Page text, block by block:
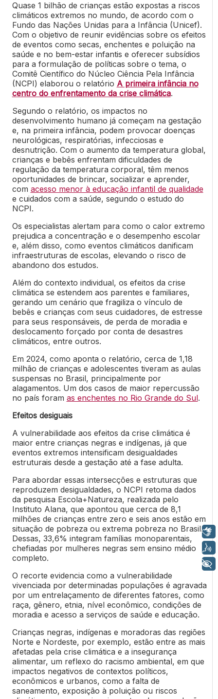
Quase 1 bilhão de crianças estão expostas a riscos
climáticos extremos no mundo, de acordo com o
Fundo das Nações Unidas para a Infância (Unicef).
Com o objetivo de reunir evidências sobre os efeitos
de eventos como secas, enchentes e poluição na
saúde e no bem-estar infantis e oferecer subsídios
para a formulação de políticas sobre o tema, o
Comitê Científico do Núcleo Ciência Pela Infância
(NCPI) elaborou o relatório A primeira infância no
centro do enfrentamento da crise climática.
Segundo o relatório, os impactos no
desenvolvimento humano já começam na gestação
e, na primeira infância, podem provocar doenças
neurológicas, respiratórias, infecciosas e
desnutrição. Com o aumento da temperatura global,
crianças e bebês enfrentam dificuldades de
regulação da temperatura corporal, têm menos
oportunidades de brincar, socializar e aprender,
com acesso menor à educação infantil de qualidade
e cuidados com a saúde, segundo o estudo do
NCPI.
Os especialistas alertam para como o calor extremo
prejudica a concentração e o desempenho escolar
e, além disso, como eventos climáticos danificam
infraestruturas de escolas, elevando o risco de
abandono dos estudos.
Além do contexto individual, os efeitos da crise
climática se estendem aos parentes e familiares,
gerando um cenário que fragiliza o vínculo de
bebês e crianças com seus cuidadores, de estresse
para seus responsáveis, de perda de moradia e
deslocamento forçado por conta de desastres
climáticos, entre outros.
Em 2024, como aponta o relatório, cerca de 1,18
milhão de crianças e adolescentes tiveram as aulas
suspensas no Brasil, principalmente por
alagamentos. Um dos casos de maior repercussão
no país foram as enchentes no Rio Grande do Sul.
Efeitos desiguais
A vulnerabilidade aos efeitos da crise climática é
maior entre crianças negras e indígenas, já que
eventos extremos intensificam desigualdades
estruturais desde a gestação até a fase adulta.
Para abordar essas intersecções e estruturas que
reproduzem desigualdades, o NCPI retoma dados
da pesquisa Escola+Natureza, realizada pelo
Instituto Alana, que apontou que cerca de 8,1
milhões de crianças entre zero e seis anos estão em
situação de pobreza ou extrema pobreza no Brasil.
Dessas, 33,6% integram famílias monoparentais,
chefiadas por mulheres negras sem ensino médio
completo.
O recorte evidencia como a vulnerabilidade
vivenciada por determinadas populações é agravada
por um entrelaçamento de diferentes fatores, como
raça, gênero, etnia, nível econômico, condições de
moradia e acesso a serviços de saúde e educação.
Crianças negras, indígenas e moradoras das regiões
Norte e Nordeste, por exemplo, estão entre as mais
afetadas pela crise climática e a insegurança
alimentar, um reflexo do racismo ambiental, em que
impactos negativos de contextos políticos,
econômicos e urbanos, como a falta de
saneamento, exposição à poluição ou riscos
Libras
Voz